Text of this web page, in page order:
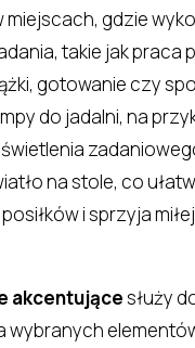
gdzie
takie jak praca
gotowanie czy
do jadalni, na
na stole, co
i sprzyja miłej
akcentującesłuży
wybranych